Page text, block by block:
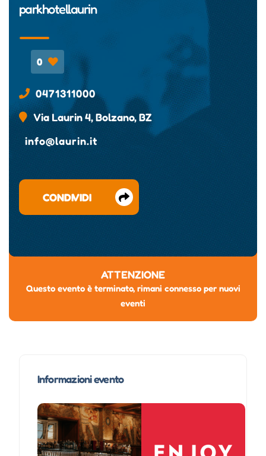
parkhotellaurin
0
0471311000
Via Laurin 4, Bolzano, BZ
info@laurin.it
CONDIVIDI
ATTENZIONE
Questo evento è terminato, rimani connesso per nuovi
eventi
Informazioni evento